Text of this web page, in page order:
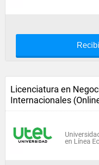
Licenciatura en
Internacionales
en Línea